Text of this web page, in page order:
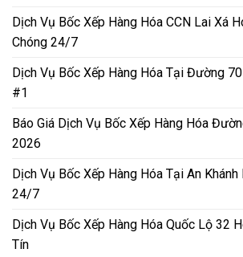
Dịch Vụ Bốc Xếp Hàng Hóa CCN Lai Xá
Chóng 24/7
Dịch Vụ Bốc Xếp Hàng Hóa Tại Đường
#1
Báo Giá Dịch Vụ Bốc Xếp Hàng Hóa
2026
Dịch Vụ Bốc Xếp Hàng Hóa Tại An
24/7
Dịch Vụ Bốc Xếp Hàng Hóa Quốc Lộ 32
Tín